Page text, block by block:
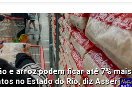
e arroz podem ficar até 7% mais
no Estado do Rio, diz Asserj